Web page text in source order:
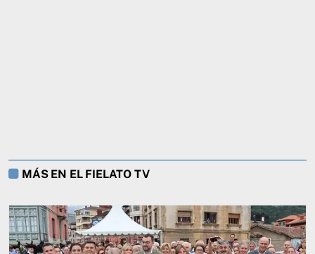
MÁS EN EL FIELATO TV